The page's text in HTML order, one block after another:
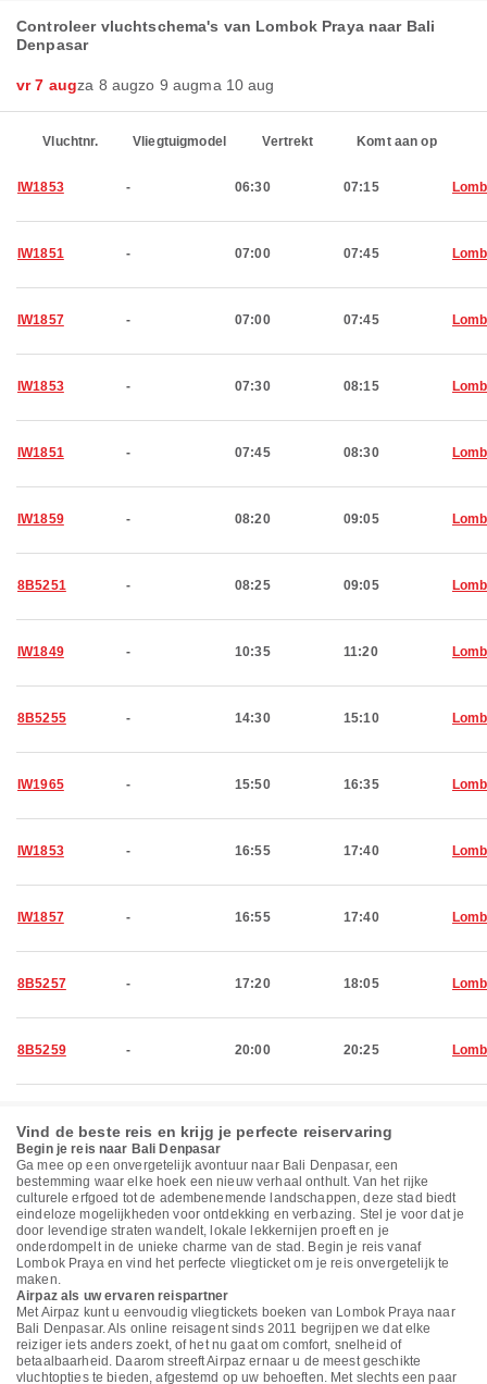
Controleer vluchtschema's van Lombok Praya naar Bali
Denpasar
vr 7 augza 8 augzo 9 augma 10 aug
Vluchtnr. Vliegtuigmodel Vertrekt Komt aan op
IW1853 - 06:30 07:15
IW1851 - 07:00 07:45
IW1857 - 07:00 07:45
IW1853 - 07:30 08:15
IW1851 - 07:45 08:30
IW1859 - 08:20 09:05
8B5251 - 08:25 09:05
IW1849 - 10:35 11:20
8B5255 - 14:30 15:10
IW1965 - 15:50 16:35
IW1853 - 16:55 17:40
IW1857 - 16:55 17:40
8B5257 - 17:20 18:05
8B5259 - 20:00 20:25
Vind de beste reis en krijg je perfecte reiservaring
Begin je reis naar Bali Denpasar
Ga mee op een onvergetelijk avontuur naar Bali Denpasar, een
bestemming waar elke hoek een nieuw verhaal onthult. Van het rijke
culturele erfgoed tot de adembenemende landschappen, deze stad biedt
eindeloze mogelijkheden voor ontdekking en verbazing. Stel je voor dat je
door levendige straten wandelt, lokale lekkernijen proeft en je
onderdompelt in de unieke charme van de stad. Begin je reis vanaf
Lombok Praya en vind het perfecte vliegticket om je reis onvergetelijk te
maken.
Airpaz als uw ervaren reispartner
Met Airpaz kunt u eenvoudig vliegtickets boeken van Lombok Praya naar
Bali Denpasar. Als online reisagent sinds 2011 begrijpen we dat elke
reiziger iets anders zoekt, of het nu gaat om comfort, snelheid of
betaalbaarheid. Daarom streeft Airpaz ernaar u de meest geschikte
vluchtopties te bieden, afgestemd op uw behoeften. Met slechts een paar